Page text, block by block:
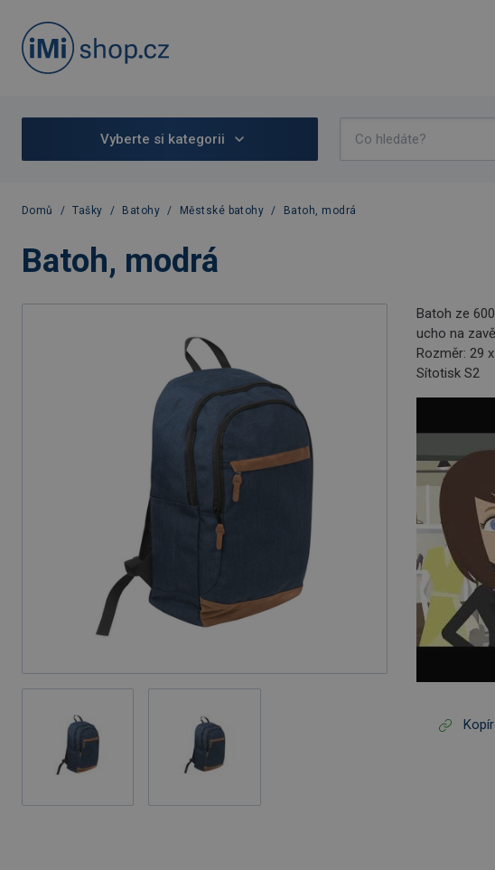
Vyberte si kategorii
Domů / Tašky / Batohy / Městské batohy / Batoh, modrá
Batoh, modrá
Batoh ze
ucho na
Rozměr: 29
Sítotisk S2